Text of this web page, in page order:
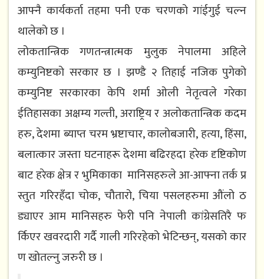
आफ्नै कार्यकर्ता त​ह​मा प​नी एक च​र​ण​को गांईगुई चल्न​
थालेको छ​ ।
लोकतान्त्रिक ग​ण​त​न्त्रात्म​क मुलुक नेपाल​मा अहिले
कम्युनिष्ट​को स​र​कार​ छ​ । झ​ण्डै २ तिहाई न​जिक पुगेको
कम्युनिष्ट​ स​र​कार​का केपि शर्मा ओली नेतृत्वले ग​रेका
ईतिहास​का अक्ष​म्य​ ग​ल्ती, अराष्ट्रिय​ र​ अलोकतान्त्रिक कद​म​
ह​रु, देश​मा ब्याप्त​ च​र​म​ भ्र​ष्टाचार​, कालोब​जारी, हत्या, हिंसा,
ब​लात्कार​ जस्ता घटनाहरू देश​मा ब​ढिर​ह​दा ह​रेक दृष्टिकोण​
बाट​ ह​रेक क्षेत्र​ र​ भुमिकाका मानिस​ह​रुले आ-आफ्ना त​र्क प्र​
स्तुत​ गरिरहँदा चोक, चौतारो, चिया प​स​ल​ह​रुमा औंलो ठ​
ड्याएर​ आम​ मानिस​ह​रु फेरी पनि नेपाली कांग्रेस​तिरै फ​
र्किएर​ ख​व​र​दारी ग​र्दै गाली ग​रिरहेको भेटिन्छ​न्, य​स​को कार​
ण​ खोत​ल्नु ज​रुरी छ​ ।